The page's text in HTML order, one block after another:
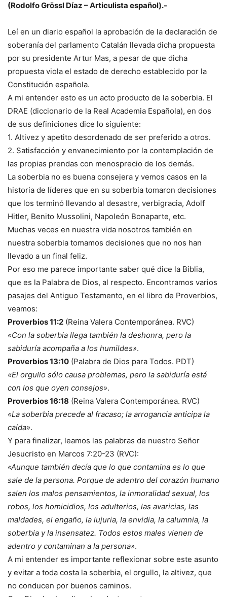
(Rodolfo Grössl Díaz – Articulista español).-
Leí en un diario español la aprobación de la declaración de
soberanía del parlamento Catalán llevada dicha propuesta
por su presidente Artur Mas, a pesar de que dicha
propuesta viola el estado de derecho establecido por la
Constitución española.
A mi entender esto es un acto producto de la soberbia. El
DRAE (diccionario de la Real Academia Española), en dos
de sus definiciones dice lo siguiente:
1. Altivez y apetito desordenado de ser preferido a otros.
2. Satisfacción y envanecimiento por la contemplación de
las propias prendas con menosprecio de los demás.
La soberbia no es buena consejera y vemos casos en la
historia de líderes que en su soberbia tomaron decisiones
que los terminó llevando al desastre, verbigracia, Adolf
Hitler, Benito Mussolini, Napoleón Bonaparte, etc.
Muchas veces en nuestra vida nosotros también en
nuestra soberbia tomamos decisiones que no nos han
llevado a un final feliz.
Por eso me parece importante saber qué dice la Biblia,
que es la Palabra de Dios, al respecto. Encontramos varios
pasajes del Antiguo Testamento, en el libro de Proverbios,
veamos:
Proverbios 11:2 (Reina Valera Contemporánea. RVC)
«Con la soberbia llega también la deshonra, pero la
sabiduría acompaña a los humildes».
Proverbios 13:10 (Palabra de Dios para Todos. PDT)
«El orgullo sólo causa problemas, pero la sabiduría está
con los que oyen consejos».
Proverbios 16:18 (Reina Valera Contemporánea. RVC)
«La soberbia precede al fracaso; la arrogancia anticipa la
caída».
Y para finalizar, leamos las palabras de nuestro Señor
Jesucristo en Marcos 7:20-23 (RVC):
«Aunque también decía que lo que contamina es lo que
sale de la persona. Porque de adentro del corazón humano
salen los malos pensamientos, la inmoralidad sexual, los
robos, los homicidios, los adulterios, las avaricias, las
maldades, el engaño, la lujuria, la envidia, la calumnia, la
soberbia y la insensatez. Todos estos males vienen de
adentro y contaminan a la persona».
A mi entender es importante reflexionar sobre este asunto
y evitar a toda costa la soberbia, el orgullo, la altivez, que
no conducen por buenos caminos.